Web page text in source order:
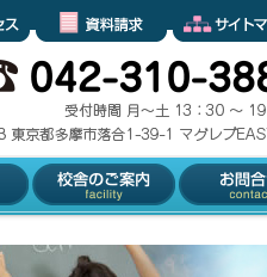
資料請求 サイトマップ